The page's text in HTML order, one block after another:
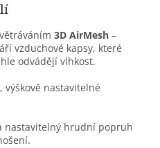
3D AirMesh –
vzduchové kapsy, které
odvádějí vlhkost.
výškově nastavitelné
nastavitelný hrudní popruh